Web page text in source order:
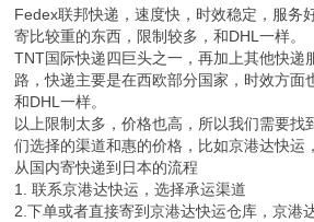
Fedex联邦快递，速度快，时效稳定，服务
寄比较重的东西，限制较多，和DHL一样。
TNT国际快递四巨头之一，再加上其他快递
路，快递主要是在西欧部分国家，时效方面
和DHL一样。
以上限制太多，价格也高，所以我们需要找
们选择的渠道和惠的价格，比如京港达快运
从国内寄快递到日本的流程
1. 联系京港达快运，选择承运渠道
2.下单或者直接寄到京港达快运仓库，京港